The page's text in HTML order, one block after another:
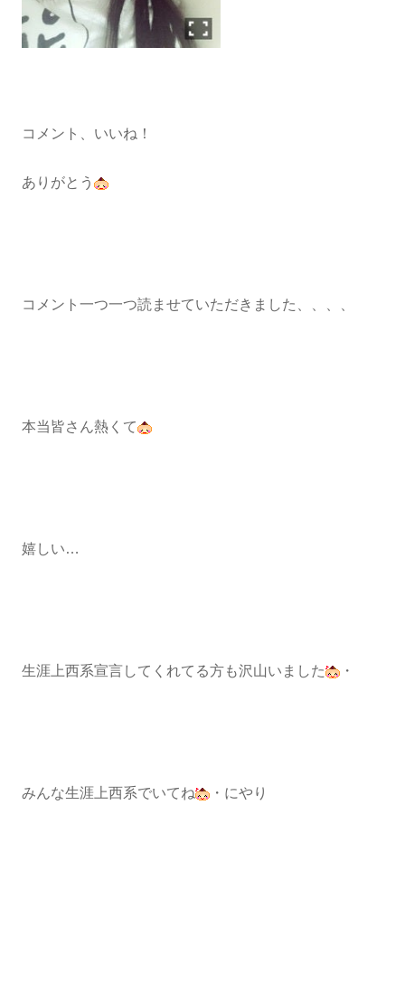
コメント、いいね！
ありがとう
コメント一つ一つ読ませていただきました、、、、
本当皆さん熱くて
嬉しい…
生涯上西系宣言してくれてる方も沢山いました ・
みんな生涯上西系でいてね ・にやり